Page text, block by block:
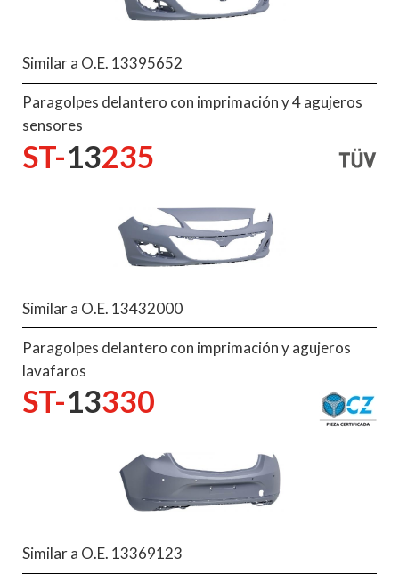
Similar a O.E. 13395652
Paragolpes delantero con imprimación y 4 agujeros
sensores
ST-13235
Similar a O.E. 13432000
Paragolpes delantero con imprimación y agujeros
lavafaros
ST-13330
Similar a O.E. 13369123